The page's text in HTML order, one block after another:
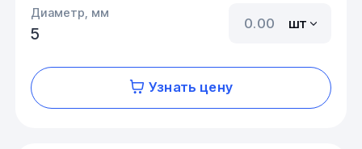
Диаметр, мм
5
шт
Узнать цену